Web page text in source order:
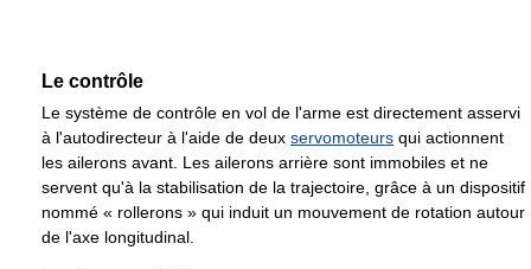
Le contrôle
Le système de contrôle en vol de l'arme est directement asservi
à l'autodirecteur à l'aide de deux servomoteurs qui actionnent
les ailerons avant. Les ailerons arrière sont immobiles et ne
servent qu'à la stabilisation de la trajectoire, grâce à un dispositif
nommé « rollerons » qui induit un mouvement de rotation autour
de l'axe longitudinal.